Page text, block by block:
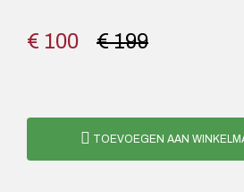
€ 199
€ 100
TOEVOEGEN AAN